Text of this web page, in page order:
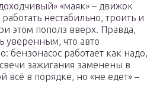
«маяк» – движок
нестабильно, троить и
этом пополз вверх. Правда,
уверенным, что авто
бензонасос работает как надо,
зажигания заменены в
всё в порядке, но «не едет» –